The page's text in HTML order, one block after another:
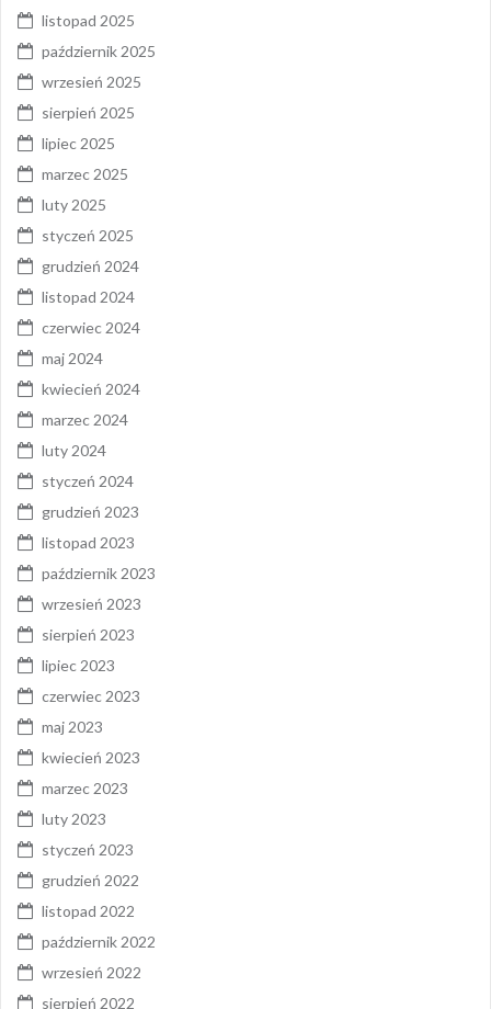
listopad 2025
październik 2025
wrzesień 2025
sierpień 2025
lipiec 2025
marzec 2025
luty 2025
styczeń 2025
grudzień 2024
listopad 2024
czerwiec 2024
maj 2024
kwiecień 2024
marzec 2024
luty 2024
styczeń 2024
grudzień 2023
listopad 2023
październik 2023
wrzesień 2023
sierpień 2023
lipiec 2023
czerwiec 2023
maj 2023
kwiecień 2023
marzec 2023
luty 2023
styczeń 2023
grudzień 2022
listopad 2022
październik 2022
wrzesień 2022
sierpień 2022